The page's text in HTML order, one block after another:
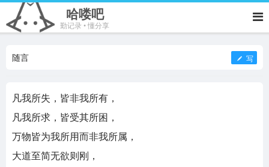
哈喽吧
勤记录 • 懂分享
随言 写
凡我所失，皆非我所有，
凡我所求，皆受其所困，
万物皆为我所用而非我所属，
大道至简无欲则刚，